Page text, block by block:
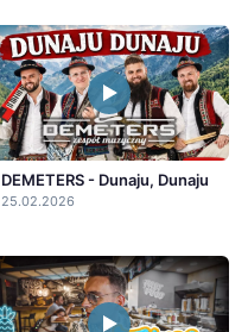
DEMETERS - Dunaju, Dunaju
25.02.2026